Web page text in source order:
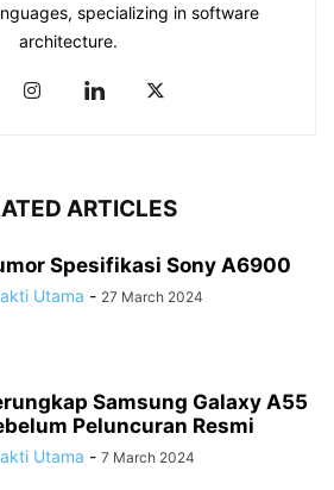
specializing in software
architecture.
ARTICLES
Spesifikasi Sony A6900
Utama - 27 March 2024
Samsung Galaxy A55
Peluncuran Resmi
Utama - 7 March 2024